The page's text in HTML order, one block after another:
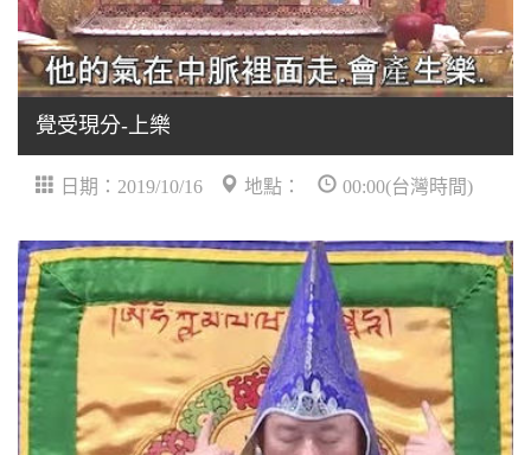
覺受現分-上樂
日期：2019/10/16 地點： 00:00(台灣時間)